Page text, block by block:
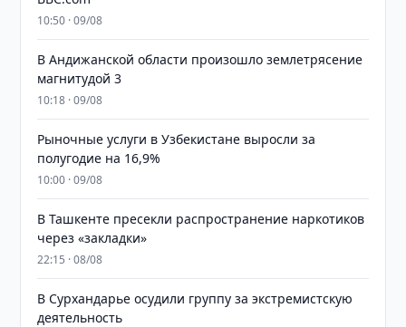
10:50 · 09/08
В Андижанской области произошло землетрясение
магнитудой 3
10:18 · 09/08
Рыночные услуги в Узбекистане выросли за
полугодие на 16,9%
10:00 · 09/08
В Ташкенте пресекли распространение наркотиков
через «закладки»
22:15 · 08/08
В Сурхандарье осудили группу за экстремистскую
деятельность